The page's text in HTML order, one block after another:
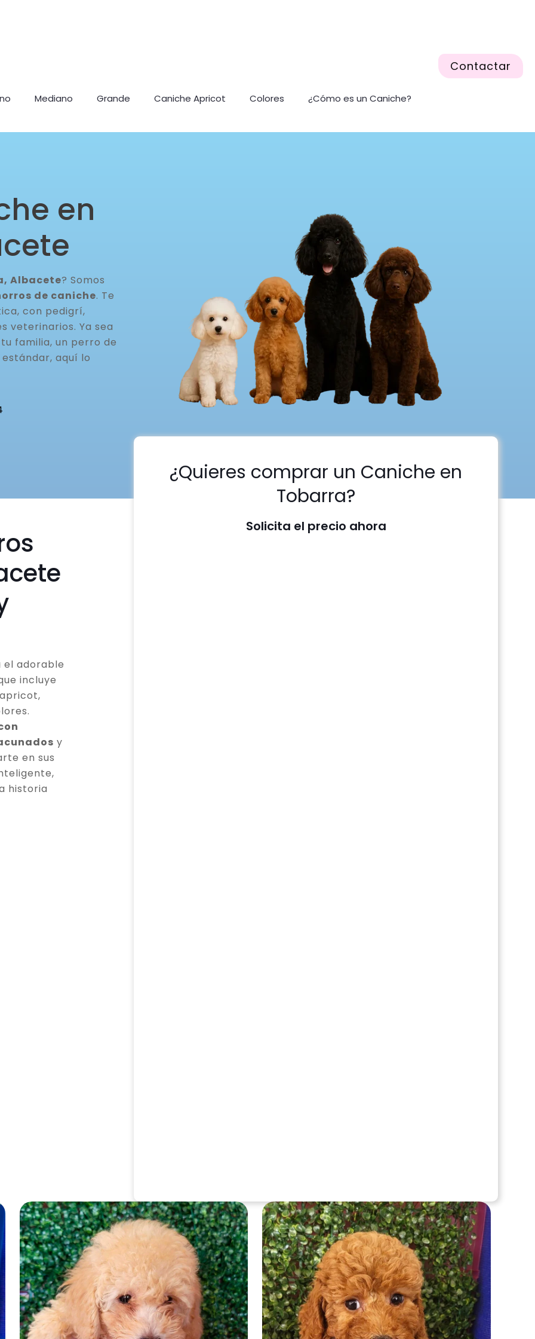
Mediano Grande Caniche Apricot Colores ¿Cómo es un Caniche?
Contactar
en
Albacete? Somos
de caniche. Te
con pedigrí,
veterinarios. Ya sea
familia, un perro de
aquí lo
el adorable
incluye
y
en sus
historia
¿Quieres comprar un Caniche en
Tobarra?
Solicita el precio ahora